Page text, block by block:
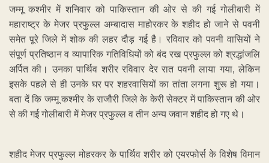
जम्मू कश्मीर में शनिवार को पाकिस्तान की ओर से की गई गोलीबारी में
महाराष्ट्र के मेजर प्रफुल्ल अम्बादास माहोरकर के शहीद हो जाने से पवनी
समेत पूरे जिले में शोक की लहर दौड़ गई है। रविवार को पवनी वासियों ने
संपूर्ण प्रतिष्ठान व व्यापारिक गतिविधियों को बंद रख प्रफुल्ल को श्रद्धांजलि
अर्पित की। उनका पार्थिव शरीर रविवार देर रात पवनी लाया गया, लेकिन
इसके पहले से ही उनके घर पर शहरवासियों का तांता लगना शुरू हो गया।
बता दें कि जम्मू कश्मीर के राजौरी जिले के केरी सेक्टर में पाकिस्तान की ओर
से की गई गोलीबारी में मेजर प्रफुल्ल व तीन अन्य जवान शहीद हो गए थे।
शहीद मेजर प्रफुल्ल मोहरकर के पार्थिव शरीर को एयरफोर्स के विशेष विमान